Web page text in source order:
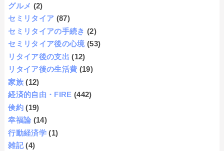
グルメ (2)
セミリタイア (87)
セミリタイアの手続き (2)
セミリタイア後の心境 (53)
リタイア後の支出 (12)
リタイア後の生活費 (19)
家族 (12)
経済的自由・FIRE (442)
倹約 (19)
幸福論 (14)
行動経済学 (1)
雑記 (4)